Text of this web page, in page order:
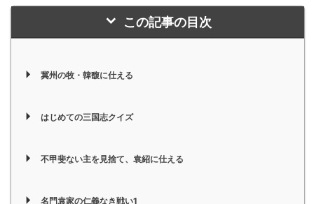
この記事の目次
冀州の牧・韓馥に仕える
はじめての三国志クイズ
不甲斐ない主を見捨て、袁紹に仕える
名門袁家の仁義なき戦い1